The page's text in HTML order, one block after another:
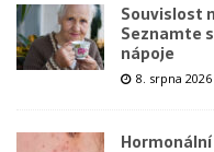
Souvislost
Seznamte
nápoje
8. srpna 2026